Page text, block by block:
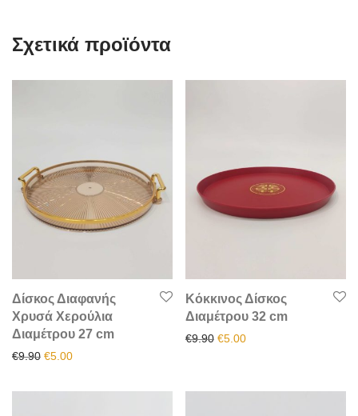
Σχετικά προϊόντα
Δίσκος Διαφανής
Χρυσά Χερούλια
Διαμέτρου 27 cm
€9.90 Original price was: €9.90.
€5.00Η τρέχουσα τιμή είναι: €5.00.
Κόκκινος Δίσκος
Διαμέτρου 32 cm
€9.90 Original price was: €9.90.
€5.00Η τρέχουσα τιμή